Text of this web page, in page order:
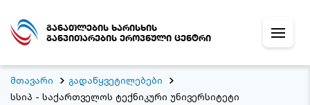
განათლების ხარისხის
განვითარების ეროვნული ცენტრი
მთავარი
გადაწყვეტილებები
სსიპ - საქართველოს ტექნიკური უნივერსიტეტი